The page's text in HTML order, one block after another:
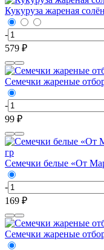
Кукуруза жареная
-
579 ₽
Семечки жареные
-
99 ₽
Семечки белые «От
-
169 ₽
Семечки жареные